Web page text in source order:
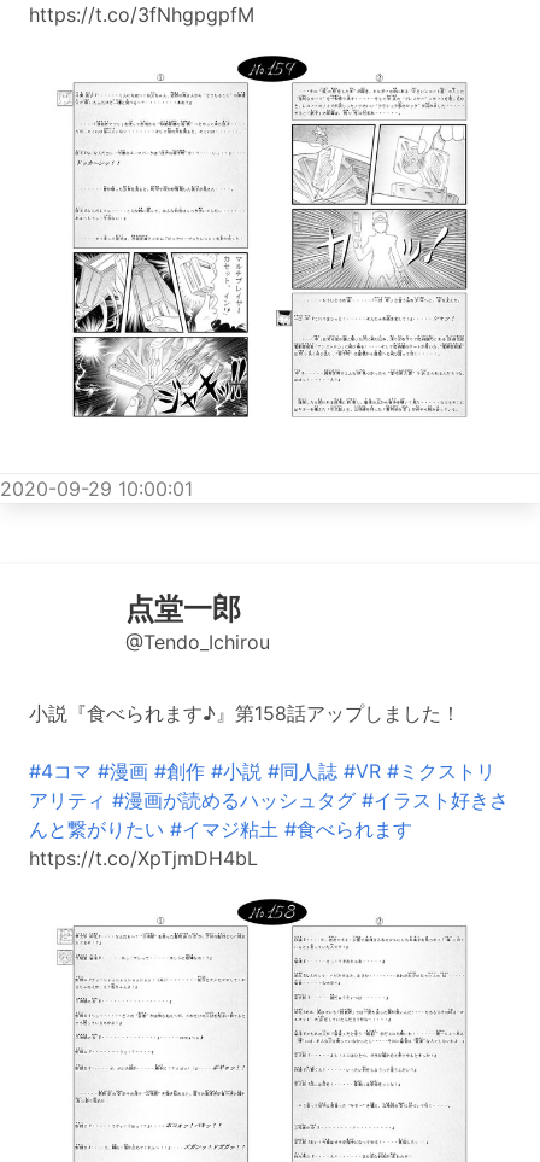
https://t.co/3fNhgpgpfM
2020-09-29 10:00:01
点堂一郎
@Tendo_Ichirou
小説『食べられます♪』第158話アップしました！
#4コマ #漫画 #創作 #小説 #同人誌 #VR #ミクストリ
アリティ #漫画が読めるハッシュタグ #イラスト好きさ
んと繋がりたい #イマジ粘土 #食べられます
https://t.co/XpTjmDH4bL